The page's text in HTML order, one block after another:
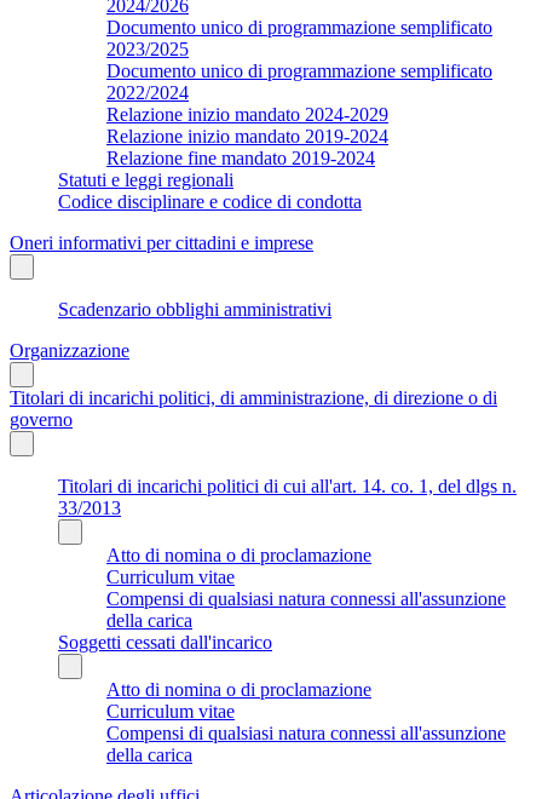
2024/2026
Documento unico di programmazione semplificato
2023/2025
Documento unico di programmazione semplificato
2022/2024
Relazione inizio mandato 2024-2029
Relazione inizio mandato 2019-2024
Relazione fine mandato 2019-2024
Statuti e leggi regionali
Codice disciplinare e codice di condotta
Oneri informativi per cittadini e imprese
Scadenzario obblighi amministrativi
Organizzazione
Titolari di incarichi politici, di amministrazione, di direzione o di
governo
Titolari di incarichi politici di cui all'art. 14. co. 1, del dlgs n.
33/2013
Atto di nomina o di proclamazione
Curriculum vitae
Compensi di qualsiasi natura connessi all'assunzione
della carica
Soggetti cessati dall'incarico
Atto di nomina o di proclamazione
Curriculum vitae
Compensi di qualsiasi natura connessi all'assunzione
della carica